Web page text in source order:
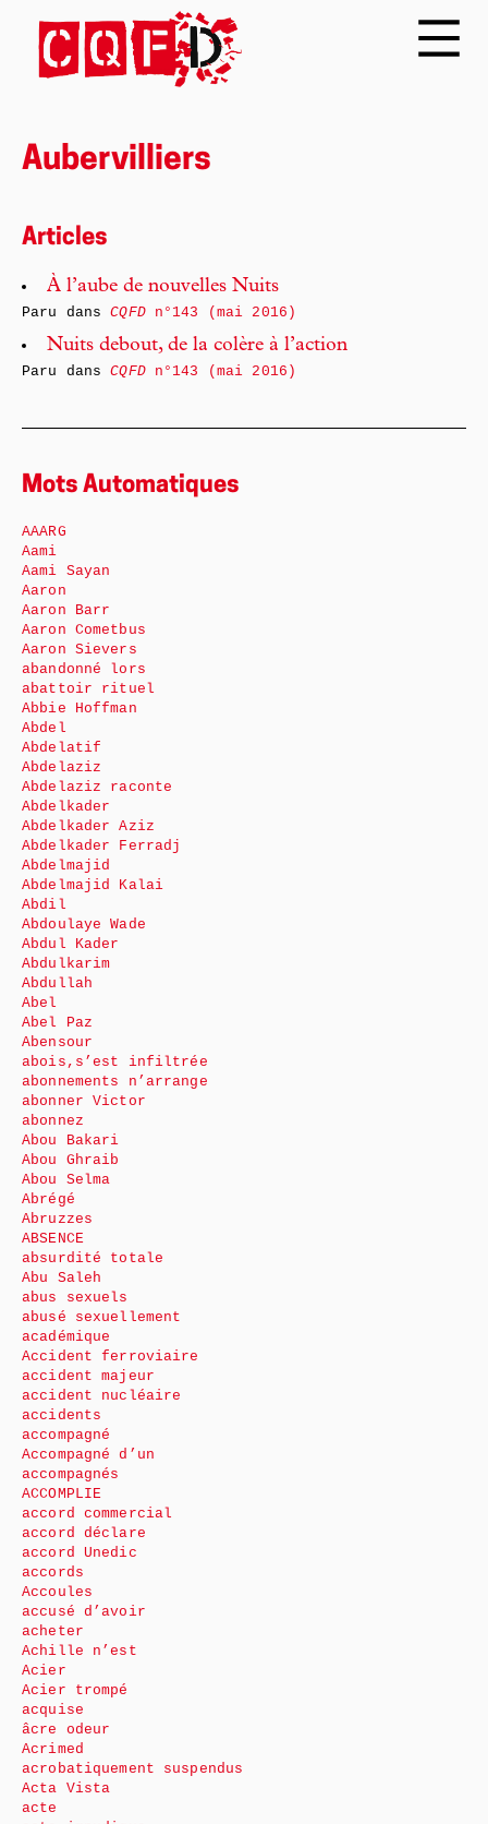
Aubervilliers
Articles
À l’aube de nouvelles Nuits
Paru dansCQFDn°143 (mai 2016)
Nuits debout, de la colère à l’action
Paru dansCQFDn°143 (mai 2016)
Mots Automatiques
AAARG
Aami
Aami Sayan
Aaron
Aaron Barr
Aaron Cometbus
Aaron Sievers
abandonné lors
abattoir rituel
Abbie Hoffman
Abdel
Abdelatif
Abdelaziz
Abdelaziz raconte
Abdelkader
Abdelkader Aziz
Abdelkader Ferradj
Abdelmajid
Abdelmajid Kalai
Abdil
Abdoulaye Wade
Abdul Kader
Abdulkarim
Abdullah
Abel
Abel Paz
Abensour
abois,s’est infiltrée
abonnements n’arrange
abonner Victor
abonnez
Abou Bakari
Abou Ghraib
Abou Selma
Abrégé
Abruzzes
ABSENCE
absurdité totale
Abu Saleh
abus sexuels
abusé sexuellement
académique
Accident ferroviaire
accident majeur
accident nucléaire
accidents
accompagné
Accompagné d’un
accompagnés
ACCOMPLIE
accord commercial
accord déclare
accord Unedic
accords
Accoules
accusé d’avoir
acheter
Achille n’est
Acier
Acier trompé
acquise
âcre odeur
Acrimed
acrobatiquement suspendus
Acta Vista
acte